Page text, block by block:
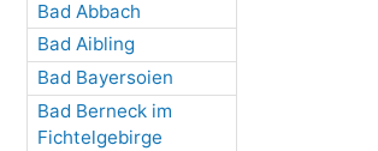
Bad Abbach
Bad Aibling
Bad Bayersoien
Bad Berneck im
Fichtelgebirge